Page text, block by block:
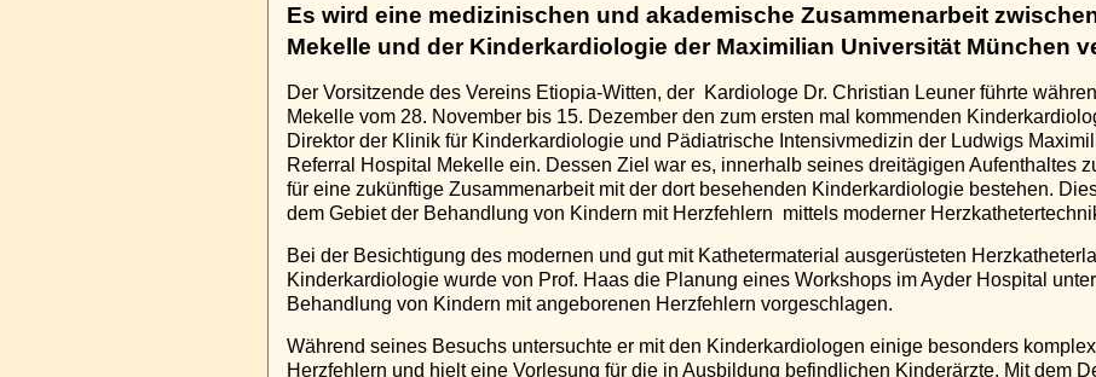
Es wird eine medizinischen und akademische Zusammenarbeit
Mekelle und der Kinderkardiologie der Maximilian Universität München
Der Vorsitzende des Vereins Etiopia-Witten, der Kardiologe Dr. Christian Leuner führte
Mekelle vom 28. November bis 15. Dezember den zum ersten mal kommenden
Direktor der Klinik für Kinderkardiologie und Pädiatrische Intensivmedizin der Ludwigs
Referral Hospital Mekelle ein. Dessen Ziel war es, innerhalb seines dreitägigen Aufenthaltes
für eine zukünftige Zusammenarbeit mit der dort besehenden Kinderkardiologie bestehen.
dem Gebiet der Behandlung von Kindern mit Herzfehlern mittels moderner
Bei der Besichtigung des modernen und gut mit Kathetermaterial ausgerüsteten
Kinderkardiologie wurde von Prof. Haas die Planung eines Workshops im Ayder Hospital
Behandlung von Kindern mit angeborenen Herzfehlern vorgeschlagen.
Während seines Besuchs untersuchte er mit den Kinderkardiologen einige besonders
Herzfehlern und hielt eine Vorlesung für die in Ausbildung befindlichen Kinderärzte. Mit dem